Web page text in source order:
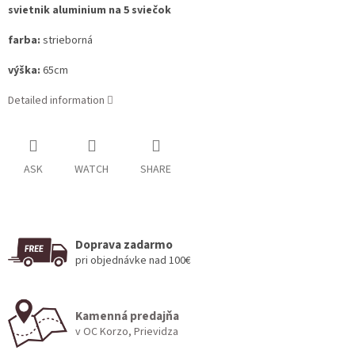
svietnik aluminium na 5 sviečok
farba: strieborná
výška: 65cm
Detailed information
ASK WATCH SHARE
Doprava zadarmo
pri objednávke nad 100€
Kamenná predajňa
v OC Korzo, Prievidza